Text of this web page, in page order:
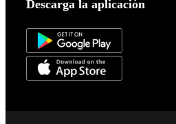
Descarga la aplicación